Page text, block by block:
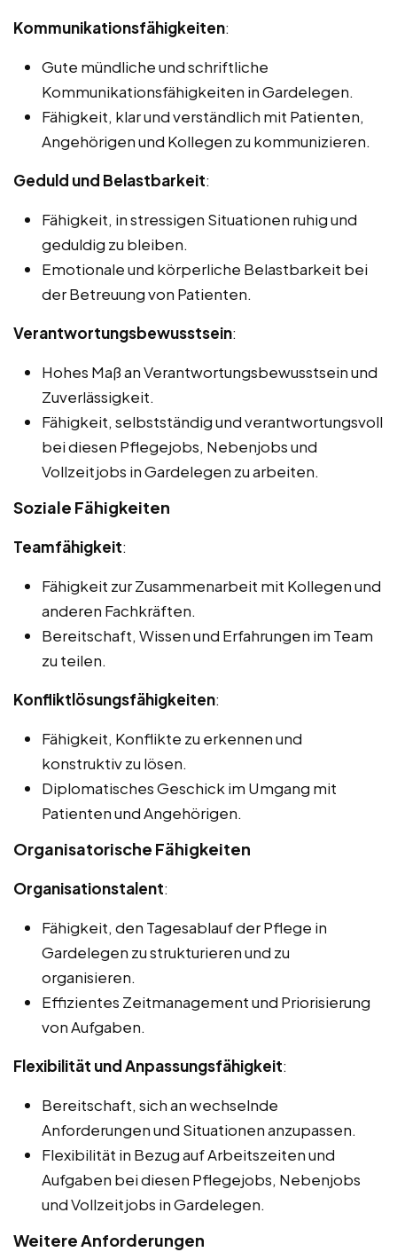
Kommunikationsfähigkeiten:
Gute mündliche und schriftliche
Kommunikationsfähigkeiten in Gardelegen.
Fähigkeit, klar und verständlich mit Patienten,
Angehörigen und Kollegen zu kommunizieren.
Geduld und Belastbarkeit:
Fähigkeit, in stressigen Situationen ruhig und
geduldig zu bleiben.
Emotionale und körperliche Belastbarkeit bei
der Betreuung von Patienten.
Verantwortungsbewusstsein:
Hohes Maß an Verantwortungsbewusstsein und
Zuverlässigkeit.
Fähigkeit, selbstständig und verantwortungsvoll
bei diesen Pflegejobs, Nebenjobs und
Vollzeitjobs in Gardelegen zu arbeiten.
Soziale Fähigkeiten
Teamfähigkeit:
Fähigkeit zur Zusammenarbeit mit Kollegen und
anderen Fachkräften.
Bereitschaft, Wissen und Erfahrungen im Team
zu teilen.
Konfliktlösungsfähigkeiten:
Fähigkeit, Konflikte zu erkennen und
konstruktiv zu lösen.
Diplomatisches Geschick im Umgang mit
Patienten und Angehörigen.
Organisatorische Fähigkeiten
Organisationstalent:
Fähigkeit, den Tagesablauf der Pflege in
Gardelegen zu strukturieren und zu
organisieren.
Effizientes Zeitmanagement und Priorisierung
von Aufgaben.
Flexibilität und Anpassungsfähigkeit:
Bereitschaft, sich an wechselnde
Anforderungen und Situationen anzupassen.
Flexibilität in Bezug auf Arbeitszeiten und
Aufgaben bei diesen Pflegejobs, Nebenjobs
und Vollzeitjobs in Gardelegen.
Weitere Anforderungen